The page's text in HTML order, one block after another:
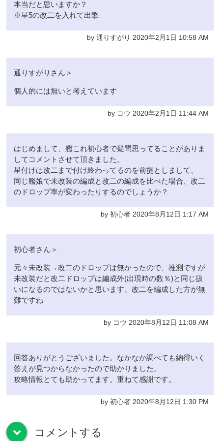
本当だと思いますか？
※星5の改二を入れて出撃
by 通りすがり 2020年2月1日 10:58 AM
通りすがりさん＞
個人的には無いと考えています
by コウ 2020年2月1日 11:44 AM
はじめまして、艦これ初心者で疑問思ってることがありま
してコメントさせて頂きました。
星付けは改二まで付け終わってるのを前提としまして、
同じ艦娘で未改装の編成と改二の編成を比べた場合、改二
のドロップ率が変わったりするのでしょうか？
by 初心者 2020年8月12日 1:17 AM
初心者さん＞
元々未改装→改二のドロップは無かったので、推測ですが
未改装だと改二ドロップは編成外(出現時の数％)と同じ扱
いになるのではないかと思います、改二を編成した方が無
難ですね
by コウ 2020年8月12日 11:08 AM
回答ありがとうございました。なかなか調べても納得いく
答えが見つからなかったので助かりました。
攻略情報とても助かってます。重ねて感謝です。
by 初心者 2020年8月12日 1:30 PM
down コメントする